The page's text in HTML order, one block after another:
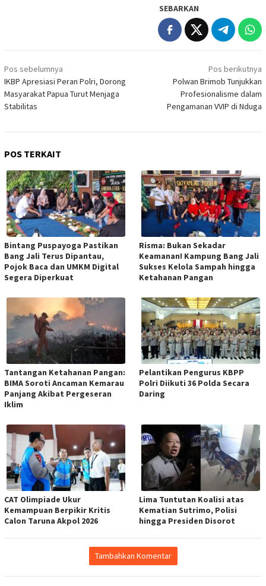
SEBARKAN
Navigasi
pos
Pos sebelumnya
IKBP Apresiasi Peran Polri, Dorong
Masyarakat Papua Turut Menjaga
Stabilitas
Pos berikutnya
Polwan Brimob Tunjukkan
Profesionalisme dalam
Pengamanan VVIP di Nduga
POS TERKAIT
Bintang Puspayoga Pastikan
Bang Jali Terus Dipantau,
Pojok Baca dan UMKM Digital
Segera Diperkuat
Risma: Bukan Sekadar
Keamanan! Kampung Bang Jali
Sukses Kelola Sampah hingga
Ketahanan Pangan
Tantangan Ketahanan Pangan:
BIMA Soroti Ancaman Kemarau
Panjang Akibat Pergeseran
Iklim
Pelantikan Pengurus KBPP
Polri Diikuti 36 Polda Secara
Daring
CAT Olimpiade Ukur
Kemampuan Berpikir Kritis
Calon Taruna Akpol 2026
Lima Tuntutan Koalisi atas
Kematian Sutrimo, Polisi
hingga Presiden Disorot
Tambahkan Komentar